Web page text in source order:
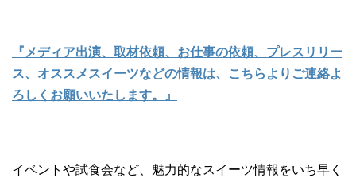
『メディア出演、取材依頼、お仕事の依頼、プレスリリー
ス、オススメスイーツなどの情報は、こちらよりご連絡よ
ろしくお願いいたします。』
イベントや試食会など、魅力的なスイーツ情報をいち早く